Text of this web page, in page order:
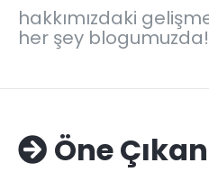
hakkımızdaki
her şey blogumuzda!
Öne